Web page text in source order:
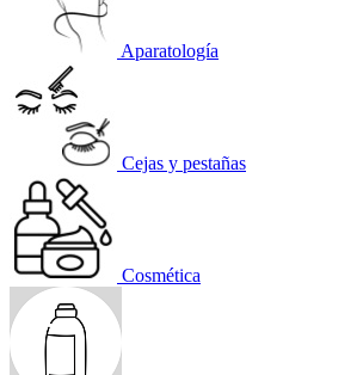
Aparatología
Cejas y pestañas
Cosmética